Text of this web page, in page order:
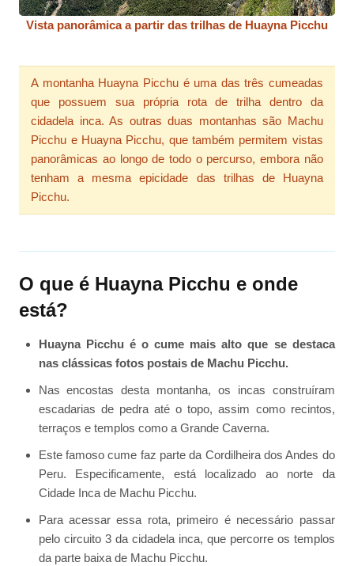
Vista panorâmica a partir das trilhas de Huayna Picchu
A montanha Huayna Picchu é uma das três cumeadas
que possuem sua própria rota de trilha dentro da
cidadela inca. As outras duas montanhas são Machu
Picchu e Huayna Picchu, que também permitem vistas
panorâmicas ao longo de todo o percurso, embora não
tenham a mesma epicidade das trilhas de Huayna
Picchu.
O que é Huayna Picchu e onde
está?
Huayna Picchu é o cume mais alto que se destaca
nas clássicas fotos postais de Machu Picchu.
Nas encostas desta montanha, os incas construíram
escadarias de pedra até o topo, assim como recintos,
terraços e templos como a Grande Caverna.
Este famoso cume faz parte da Cordilheira dos Andes do
Peru. Especificamente, está localizado ao norte da
Cidade Inca de Machu Picchu.
Para acessar essa rota, primeiro é necessário passar
pelo circuito 3 da cidadela inca, que percorre os templos
da parte baixa de Machu Picchu.